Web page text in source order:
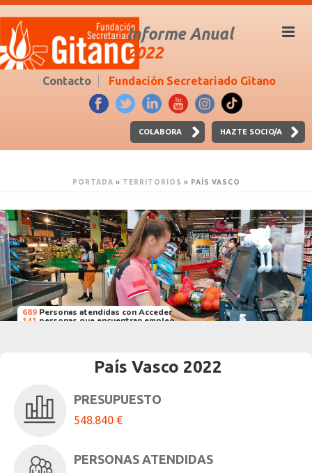
Informe Anual
2022
Contacto Fundación Secretariado Gitano
COLABORA HAZTE SOCIO/A
PORTADA » TERRITORIOS » PAÍS VASCO
689 Personas atendidas con Acceder
141 personas que encuentran empleo
País Vasco 2022
PRESUPUESTO
548.840 €
PERSONAS ATENDIDAS